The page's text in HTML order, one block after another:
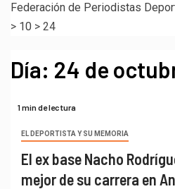
Federación de Periodistas
> 10 > 24
Día: 24 de
1 min de lectura
EL DEPORTISTA Y SU MEMORIA
El ex base Nacho
mejor de su carrera en